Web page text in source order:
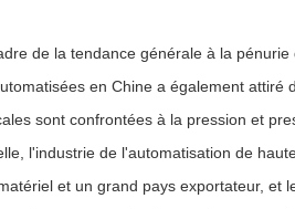
de la tendance générale à la
en Chine a également
sont confrontées à la pression et
l'industrie de l'automatisation de
et un grand pays exportateur, et